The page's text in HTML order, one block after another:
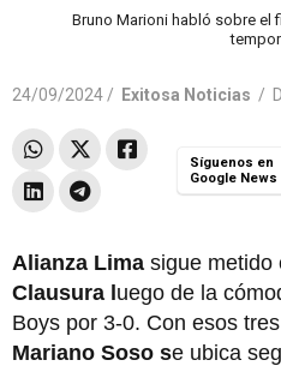
Bruno Marioni habló sobre el
24/09/2024 / Exitosa Noticias /
Síguenos en
Google News
Alianza Lima sigue metido
Clausura luego de la
Boys por 3-0. Con esos
Mariano Soso se ubica